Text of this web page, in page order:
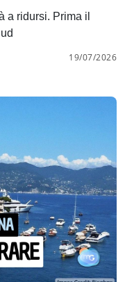
a ridursi. Prima il
19/07/2026